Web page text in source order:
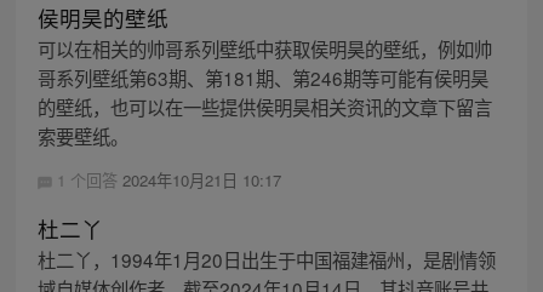
侯明昊的壁纸
可以在相关的帅哥系列壁纸中获取侯明昊的壁纸，例如帅
哥系列壁纸第63期、第181期、第246期等可能有侯明昊
的壁纸，也可以在一些提供侯明昊相关资讯的文章下留言
索要壁纸。
1 个回答 2024年10月21日 10:17
杜二丫
杜二丫，1994年1月20日出生于中国福建福州，是剧情领